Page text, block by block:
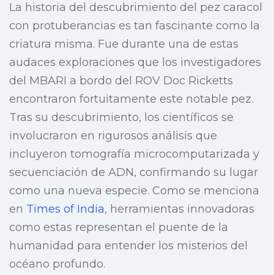
La historia del descubrimiento del pez caracol
con protuberancias es tan fascinante como la
criatura misma. Fue durante una de estas
audaces exploraciones que los investigadores
del MBARI a bordo del ROV Doc Ricketts
encontraron fortuitamente este notable pez.
Tras su descubrimiento, los científicos se
involucraron en rigurosos análisis que
incluyeron tomografía microcomputarizada y
secuenciación de ADN, confirmando su lugar
como una nueva especie. Como se menciona
en Times of India, herramientas innovadoras
como estas representan el puente de la
humanidad para entender los misterios del
océano profundo.